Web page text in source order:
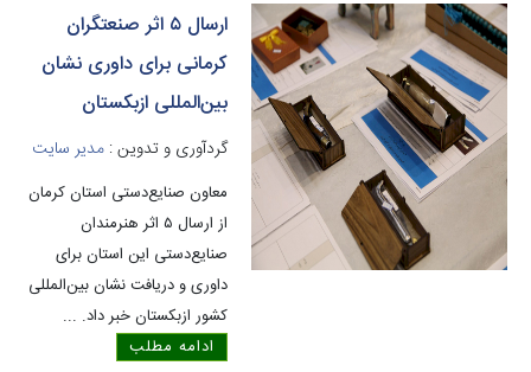
ارسال ۵ اثر صنعتگران
کرمانی برای داوری نشان
بین‌المللی ازبکستان
گردآوری و تدوین :مدیر سایت
معاون صنایع‌دستی استان کرمان
از ارسال ۵ اثر هنرمندان
صنایع‌دستی این استان برای
داوری و دریافت نشان بین‌المللی
کشور ازبکستان خبر داد....
ادامه مطلب